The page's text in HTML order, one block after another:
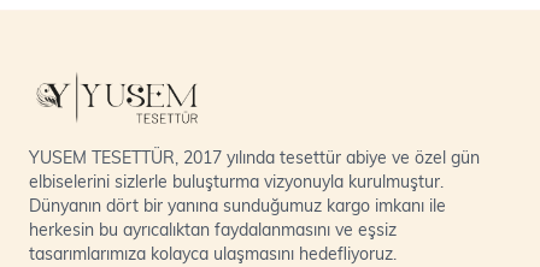
YUSEM TESETTÜR, 2017 yılında tesettür abiye ve özel gün
elbiselerini sizlerle buluşturma vizyonuyla kurulmuştur.
Dünyanın dört bir yanına sunduğumuz kargo imkanı ile
herkesin bu ayrıcalıktan faydalanmasını ve eşsiz
tasarımlarımıza kolayca ulaşmasını hedefliyoruz.